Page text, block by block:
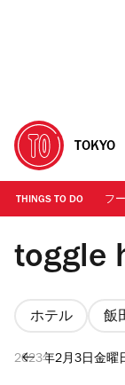
に
移
動
移
動
TOKYO
THINGS TO DO フ
Photo: Shingo
toggle
ホテル 飯
2023年2月3日金曜